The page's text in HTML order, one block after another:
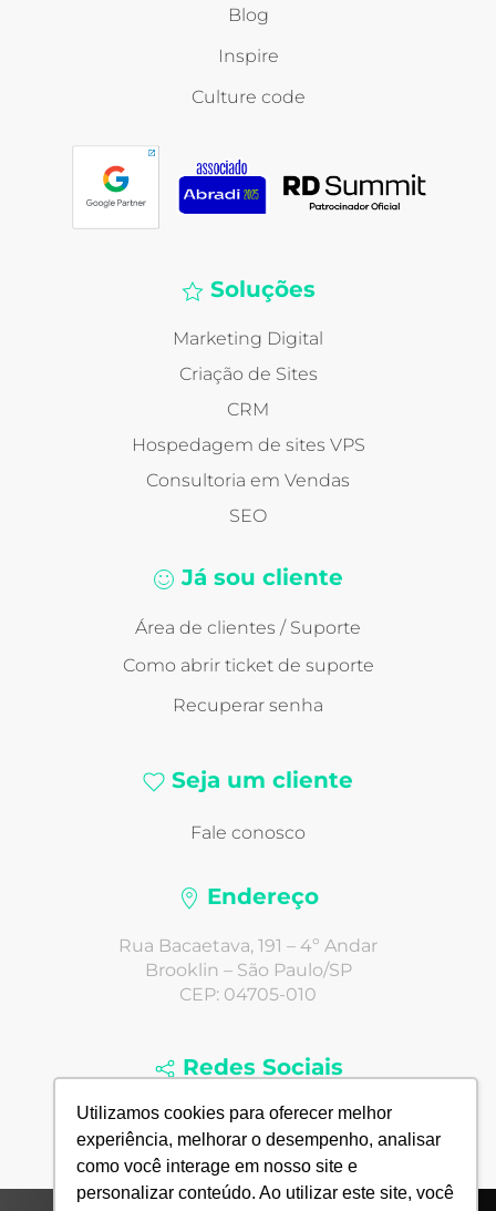
Utilizamos cookies para oferecer melhor
experiência, melhorar o desempenho, analisar
como você interage em nosso site e
personalizar conteúdo. Ao utilizar este site, você
Blog
Inspire
Culture code
Soluções
Marketing Digital
Criação de Sites
CRM
Hospedagem de sites VPS
Consultoria em Vendas
SEO
Já sou cliente
Área de clientes / Suporte
Como abrir ticket de suporte
Recuperar senha
Seja um cliente
Fale conosco
Endereço
Rua Bacaetava, 191 – 4º Andar
Brooklin – São Paulo/SP
CEP: 04705-010
Redes Sociais